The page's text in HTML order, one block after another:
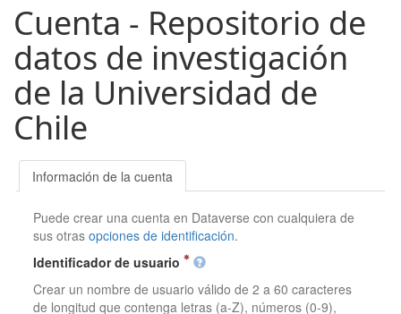
Cuenta - Repositorio de
datos de investigación
de la Universidad de
Chile
Información de la cuenta
Puede crear una cuenta en Dataverse con cualquiera de
sus otrasopciones de identificación.
Identificador de usuario
Crear un nombre de usuario válido de 2 a 60 caracteres
de longitud que contenga letras (a-Z), números (0-9),